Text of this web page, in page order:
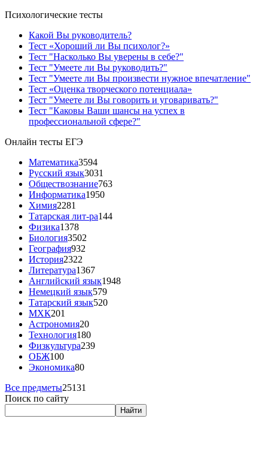
Психологические тесты
Какой Вы руководитель?
Тест «Хороший ли Вы психолог?»
Тест "Насколько Вы уверены в себе?"
Тест "Умеете ли Вы руководить?"
Тест "Умеете ли Вы произвести нужное впечатление"
Тест «Оценка творческого потенциала»
Тест "Умеете ли Вы говорить и уговаривать?"
Тест "Каковы Ваши шансы на успех в
профессиональной сфере?"
Онлайн тесты ЕГЭ
Математика3594
Русский язык3031
Обществознание763
Информатика1950
Химия2281
Татарская лит-ра144
Физика1378
Биология3502
География932
История2322
Литература1367
Английский язык1948
Немецкий язык579
Татарский язык520
МХК201
Астрономия20
Технология180
Физкультура239
ОБЖ100
Экономика80
Все предметы25131
Поиск по сайту
Найти